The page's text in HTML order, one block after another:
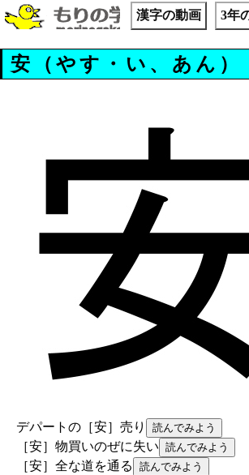
漢字の動画 3年
安（やす・い、あん）
デパートの［安］売り
［安］物買いのぜに失い
［安］全な道を通る